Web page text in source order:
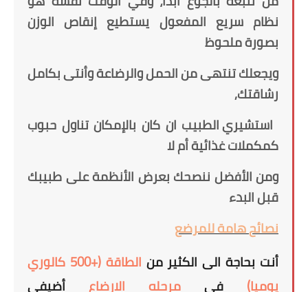
نظام سريع المفعول يستطيع إنقاص الوزن
بصورة ملحوظ
ويجعلك تنتهى من الحمل والرضاعة وأنتى بكامل
رشاقتك,
استشيري الطبيب ان كان بالإمكان تناول حبوب
كمكملات غذائية أم لا
ومن الأفضل ننصحك بعرض الأنظمة على طبيبك
قبل البدء
نصائحهامةللمرضع
أنت بحاجة الى الكثير من
الطاقة (+500 كالوري
يوميا) في مرحله الارضاع أضيفي